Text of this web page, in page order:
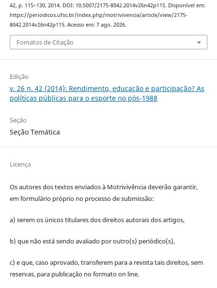
42, p. 115–130, 2014. DOI: 10.5007/2175-8042.2014v26n42p115. Disponível em:
https://periodicos.ufsc.br/index.php/motrivivencia/article/view/2175-
8042.2014v26n42p115. Acesso em: 7 ago. 2026.
Fomatos de Citação
Edição
v. 26 n. 42 (2014): Rendimento, educação e participação? As
políticas públicas para o esporte no pós-1988
Seção
Seção Temática
Licença
Os autores dos textos enviados à Motrivivência deverão garantir,
em formulário próprio no processo de submissão:
a) serem os únicos titulares dos direitos autorais dos artigos,
b) que não está sendo avaliado por outro(s) periódico(s),
c) e que, caso aprovado, transferem para a revista tais direitos, sem
reservas, para publicação no formato on line.